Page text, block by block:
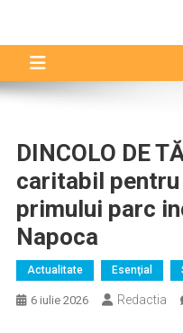
DINCOLO DE
caritabil
primului parc
Napoca
Actualitate Esenţial
6 iulie 2026 Redactia